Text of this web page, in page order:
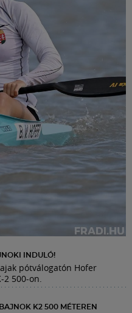
INDULÓ!
pótválogatón Hofer
2 500-on.
K2 500 MÉTEREN